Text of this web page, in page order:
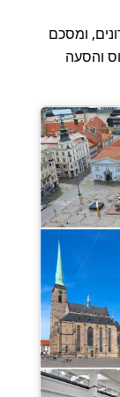
הימים האחרונים, ומסכם
והסעה